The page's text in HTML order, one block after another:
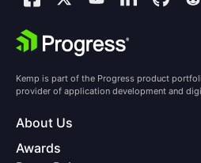
Kemp is part of the Progress product
provider of application development and
About Us
Awards